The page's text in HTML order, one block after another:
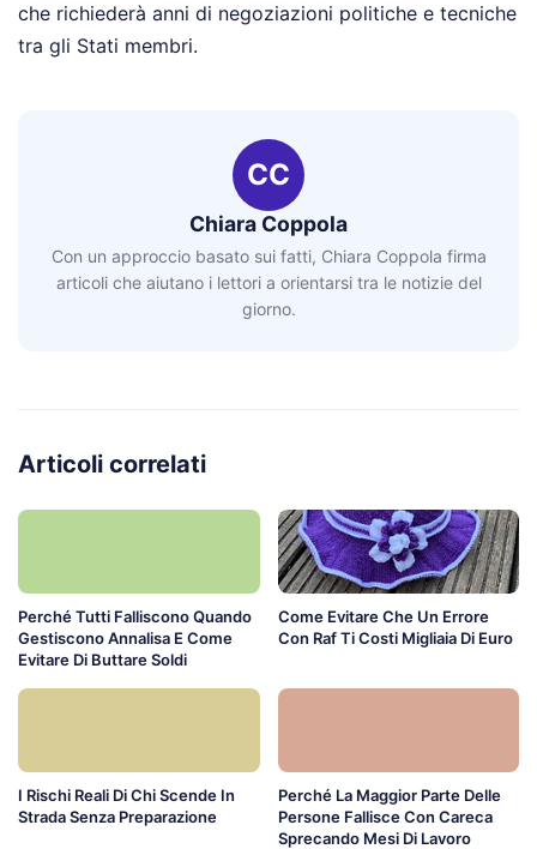
che richiederà anni di negoziazioni politiche e tecniche
tra gli Stati membri.
CC
Chiara Coppola
Con un approccio basato sui fatti, Chiara Coppola firma
articoli che aiutano i lettori a orientarsi tra le notizie del
giorno.
Articoli correlati
Perché Tutti Falliscono Quando
Gestiscono Annalisa E Come
Evitare Di Buttare Soldi
Come Evitare Che Un Errore
Con Raf Ti Costi Migliaia Di Euro
I Rischi Reali Di Chi Scende In
Strada Senza Preparazione
Perché La Maggior Parte Delle
Persone Fallisce Con Careca
Sprecando Mesi Di Lavoro